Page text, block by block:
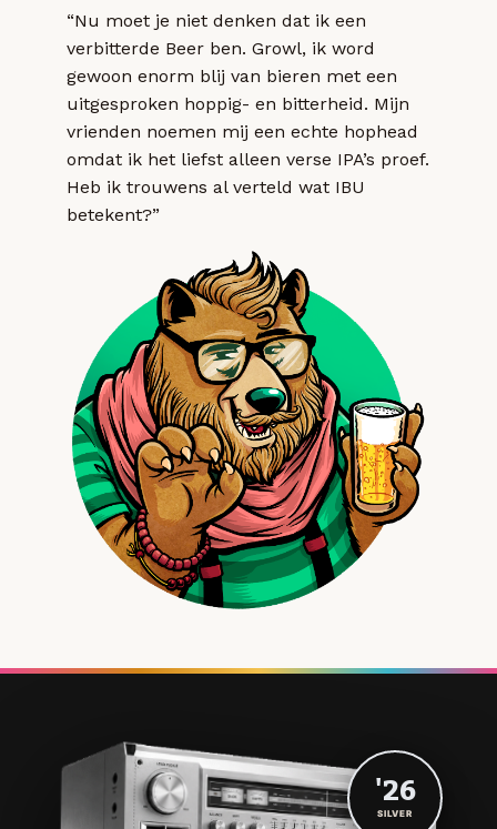
“Nu moet je niet denken dat ik een
verbitterde Beer ben. Growl, ik word
gewoon enorm blij van bieren met een
uitgesproken hoppig- en bitterheid. Mijn
vrienden noemen mij een echte hophead
omdat ik het liefst alleen verse IPA’s proef.
Heb ik trouwens al verteld wat IBU
betekent?”
'26
SILVER